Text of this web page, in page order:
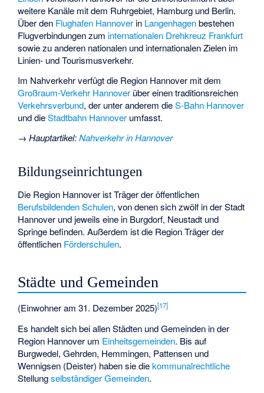
weitere Kanäle mit dem Ruhrgebiet, Hamburg und Berlin.
Über den Flughafen Hannover in Langenhagenbestehen
Flugverbindungen zum internationalen Drehkreuz Frankfurt
sowie zu anderen nationalen und internationalen Zielen im
Linien- und Tourismusverkehr.
Im Nahverkehr verfügt die Region Hannover mit dem
Großraum-Verkehr Hannover über einen traditionsreichen
Verkehrsverbund, der unter anderem dieS-Bahn Hannover
und dieStadtbahn Hannover umfasst.
→Hauptartikel:Nahverkehr in Hannover
Bildungseinrichtungen
Die Region Hannover ist Träger der öffentlichen
Berufsbildenden Schulen, von denen sich zwölf in der Stadt
Hannover und jeweils eine in Burgdorf, Neustadt und
Springe befinden. Außerdem ist die Region Träger der
öffentlichen Förderschulen.
Städte und Gemeinden
(Einwohner am 31. Dezember 2025)[17]
Es handelt sich bei allen Städten und Gemeinden in der
Region Hannover um Einheitsgemeinden. Bis auf
Burgwedel, Gehrden, Hemmingen, Pattensen und
Wennigsen (Deister) haben sie diekommunalrechtliche
Stellungselbständiger Gemeinden.